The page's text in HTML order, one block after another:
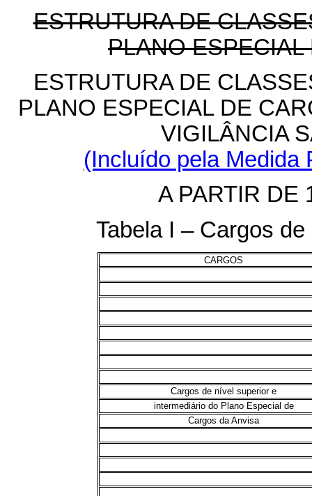
ESTRUTURA DE
PLANO
ESTRUTURA DE
PLANO ESPECIAL DE
VIGILÂNCIA
(Incluído pela Medida
A PARTIR DE
Tabela I – Cargos
CARGOS
Cargos de nível superior e
intermediário do Plano Especial de
Cargos da Anvisa